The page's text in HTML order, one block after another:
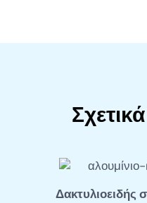
Δακτυλιοειδής